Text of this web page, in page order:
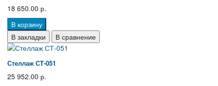
18 650.00 р.
В корзину
В закладки
В сравнение
Стеллаж СТ-051
25 952.00 р.